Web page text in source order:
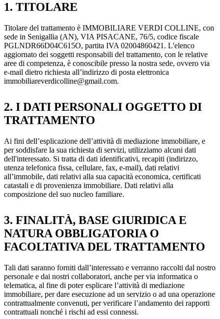
1. TITOLARE
Titolare del trattamento è IMMOBILIARE VERDI COLLINE, con
sede in Senigallia (AN), VIA PISACANE, 76/5, codice fiscale
PGLNDR66D04C615O, partita IVA 02004860421. L'elenco
aggiornato dei soggetti responsabili del trattamento, con le relative
aree di competenza, è conoscibile presso la nostra sede, ovvero via
e-mail dietro richiesta all’indirizzo di posta elettronica
immobiliareverdicolline@gmail.com.
2. I DATI PERSONALI OGGETTO DI
TRATTAMENTO
Ai fini dell’esplicazione dell’attività di mediazione immobiliare, e
per soddisfare la sua richiesta di servizi, utilizziamo alcuni dati
dell'interessato. Si tratta di dati identificativi, recapiti (indirizzo,
utenza telefonica fissa, cellulare, fax, e-mail), dati relativi
all’immobile, dati relativi alla sua capacità economica, certificati
catastali e di provenienza immobiliare. Dati relativi alla
composizione del suo nucleo familiare.
3. FINALITÀ, BASE GIURIDICA E
NATURA OBBLIGATORIA O
FACOLTATIVA DEL TRATTAMENTO
Tali dati saranno forniti dall’interessato e verranno raccolti dal nostro
personale e dai nostri collaboratori, anche per via informatica o
telematica, al fine di poter esplicare l’attività di mediazione
immobiliare, per dare esecuzione ad un servizio o ad una operazione
contrattualmente convenuti, per verificare l’andamento dei rapporti
contrattuali nonché i rischi ad essi connessi.